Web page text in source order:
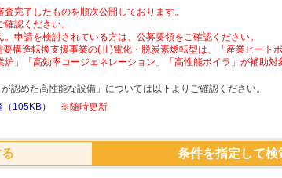
完了したものを順次公開しております。
認ください。
申請を検討されている方は、公募要領をご確認ください。
構造転換支援事業の(Ⅱ)電化・脱炭素燃転型は、「産業ヒート
」「高効率コージェネレーション」「高性能ボイラ」が補助対
めた高性能な設備」については以下よりご確認ください。
105KB）
※随時更新
条件を指定して検